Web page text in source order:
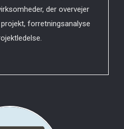
der overvejer
forretningsanalyse